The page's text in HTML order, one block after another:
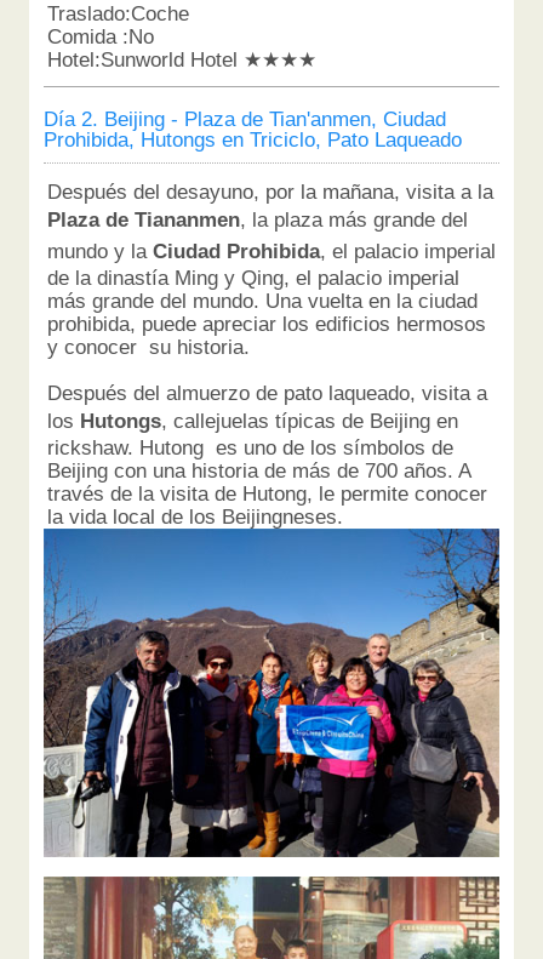
Traslado:Coche
Comida :No
Hotel:Sunworld Hotel ★★★★
Día 2. Beijing - Plaza de Tian'anmen, Ciudad
Prohibida, Hutongs en Triciclo, Pato Laqueado
Después del desayuno, por la mañana, visita a la
Plaza de Tiananmen, la plaza más grande del
mundo y laCiudad Prohibida, el palacio imperial
de la dinastía Ming y Qing, el palacio imperial
más grande del mundo. Una vuelta en la ciudad
prohibida, puede apreciar los edificios hermosos
y conocer su historia.
Después del almuerzo de pato laqueado, visita a
los Hutongs, callejuelas típicas de Beijing en
rickshaw. Hutong es uno de los símbolos de
Beijing con una historia de más de 700 años. A
través de la visita de Hutong, le permite conocer
la vida local de los Beijingneses.